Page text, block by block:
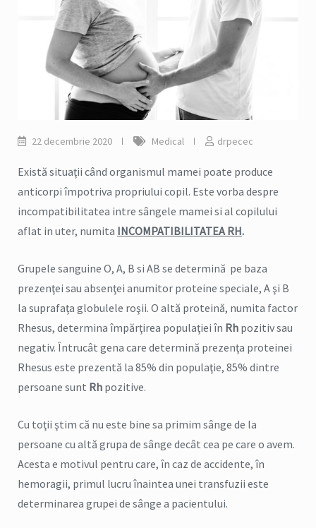
22 decembrie 2020 Medical drpecec
Există situaţii când organismul mamei poate produce
anticorpi împotriva propriului copil. Este vorba despre
incompatibilitatea intre sângele mamei si al copilului
aflat in uter, numita INCOMPATIBILITATEA RH.
Grupele sanguine O, A, B si AB se determină pe baza
prezenţei sau absenţei anumitor proteine speciale, A şi B
la suprafaţa globulele roşii. O altă proteină, numita factor
Rhesus, determina împărţirea populaţiei în Rh pozitiv sau
negativ. Întrucât gena care determină prezenţa proteinei
Rhesus este prezentă la 85% din populaţie, 85% dintre
persoane sunt Rh pozitive.
Cu toţii ştim că nu este bine sa primim sânge de la
persoane cu altă grupa de sânge decât cea pe care o avem.
Acesta e motivul pentru care, în caz de accidente, în
hemoragii, primul lucru înaintea unei transfuzii este
determinarea grupei de sânge a pacientului.